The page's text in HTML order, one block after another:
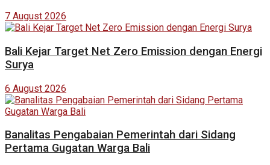
7 August 2026
Bali Kejar Target Net Zero Emission dengan Energi
Surya
6 August 2026
Banalitas Pengabaian Pemerintah dari Sidang
Pertama Gugatan Warga Bali